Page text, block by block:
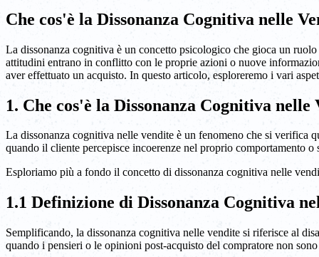
Che cos'è la Dissonanza Cognitiva nelle
La dissonanza cognitiva è un concetto psicologico che gioca un
attitudini entrano in conflitto con le proprie azioni o nuove
aver effettuato un acquisto. In questo articolo, esploreremo i vari
1. Che cos'è la Dissonanza Cognitiva nelle
La dissonanza cognitiva nelle vendite è un fenomeno che si verifica
quando il cliente percepisce incoerenze nel proprio comportamento
Esploriamo più a fondo il concetto di dissonanza cognitiva nelle
1.1 Definizione di Dissonanza Cognitiva
Semplificando, la dissonanza cognitiva nelle vendite si riferisce al
quando i pensieri o le opinioni post-acquisto del compratore non